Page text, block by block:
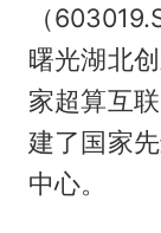
（
曙光湖北
家超算互
建了国家
中心。